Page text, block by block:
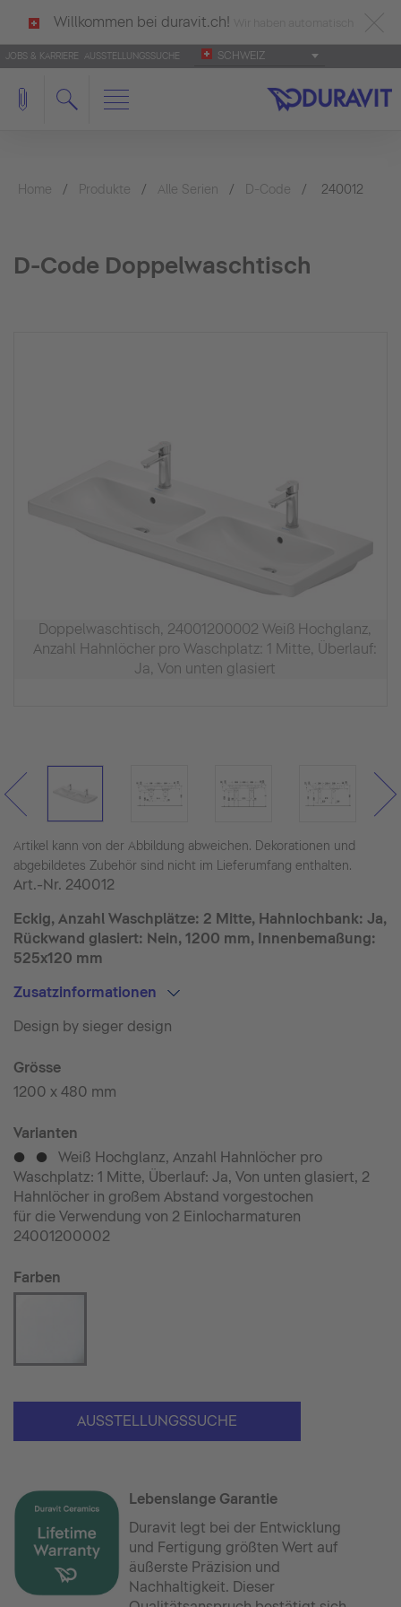
Willkommen bei duravit.ch!
deutsch als Ihre Sprache erkannt.
Français Italiano
JOBS & KARRIERE AUSSTELLUNGSSUCHE SCHWEIZ
Home Produkte Alle Serien D-Code 240012
D-Code Doppelwaschtisch
Doppelwaschtisch, 24001200002 Weiß Hochglanz,
Anzahl Hahnlöcher pro Waschplatz: 1 Mitte, Überlauf:
Ja, Von unten glasiert
Artikel kann von der Abbildung abweichen. Dekorationen und
abgebildetes Zubehör sind nicht im Lieferumfang enthalten.
Art.-Nr. 240012
Eckig, Anzahl Waschplätze: 2 Mitte, Hahnlochbank: Ja,
Rückwand glasiert: Nein, 1200 mm, Innenbemaßung:
525x120 mm
Zusatzinformationen
Design by sieger design
Grösse
1200 x 480 mm
Varianten
p p
Weiß Hochglanz, Anzahl Hahnlöcher pro
Waschplatz: 1 Mitte, Überlauf: Ja, Von unten glasiert, 2
Hahnlöcher in großem Abstand vorgestochen
für die Verwendung von 2 Einlocharmaturen
24001200002
Farben
AUSSTELLUNGSSUCHE
Lebenslange Garantie
Duravit legt bei der Entwicklung
und Fertigung größten Wert auf
äußerste Präzision und
Nachhaltigkeit. Dieser